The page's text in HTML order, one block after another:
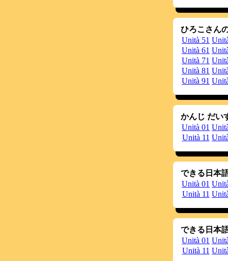
20120825
20120823
20120818
ひろこさん
Unità 51
Unità 61
Unità 71
Unità 81
Unità 91
かんじ だい
Unità 01
Unità 11
できる日本
Unità 01
Unità 11
できる日本
Unità 01
Unità 11